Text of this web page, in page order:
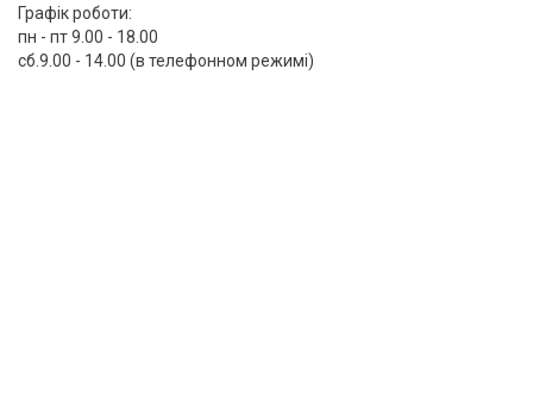
Графік роботи:
пн - пт 9.00 - 18.00
сб.9.00 - 14.00 (в телефонном режимі)